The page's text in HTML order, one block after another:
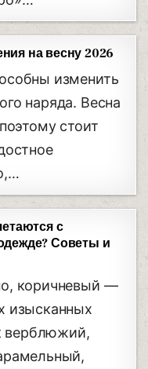
на весну 2026
изменить
наряда. Весна
стоит
с
Советы и
коричневый —
изысканных
верблюжий,